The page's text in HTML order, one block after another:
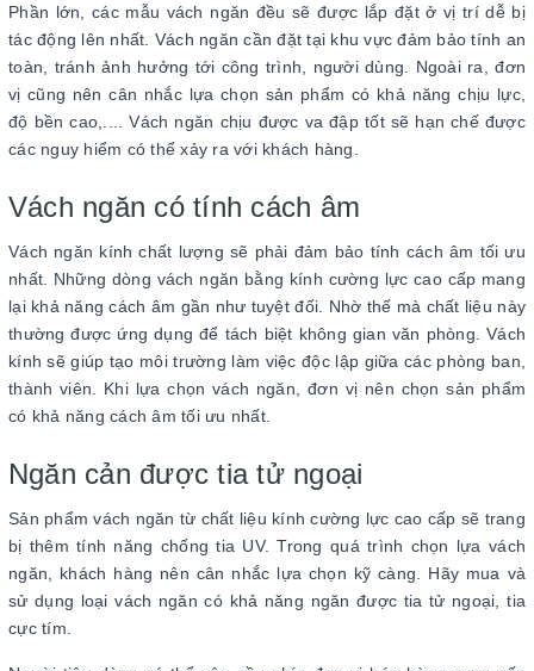
Phần lớn, các mẫu vách ngăn đều sẽ được lắp đặt ở vị trí dễ bị
tác động lên nhất. Vách ngăn cần đặt tại khu vực đảm bảo tính an
toàn, tránh ảnh hưởng tới công trình, người dùng. Ngoài ra, đơn
vị cũng nên cân nhắc lựa chọn sản phẩm có khả năng chịu lực,
độ bền cao,.... Vách ngăn chịu được va đập tốt sẽ hạn chế được
các nguy hiểm có thể xảy ra với khách hàng.
Vách ngăn có tính cách âm
Vách ngăn kính chất lượng sẽ phải đảm bảo tính cách âm tối ưu
nhất. Những dòng vách ngăn bằng kính cường lực cao cấp mang
lại khả năng cách âm gần như tuyệt đối. Nhờ thế mà chất liệu này
thường được ứng dụng để tách biệt không gian văn phòng. Vách
kính sẽ giúp tạo môi trường làm việc độc lập giữa các phòng ban,
thành viên. Khi lựa chọn vách ngăn, đơn vị nên chọn sản phẩm
có khả năng cách âm tối ưu nhất.
Ngăn cản được tia tử ngoại
Sản phẩm vách ngăn từ chất liệu kính cường lực cao cấp sẽ trang
bị thêm tính năng chống tia UV. Trong quá trình chọn lựa vách
ngăn, khách hàng nên cân nhắc lựa chọn kỹ càng. Hãy mua và
sử dụng loại vách ngăn có khả năng ngăn được tia tử ngoại, tia
cực tím.